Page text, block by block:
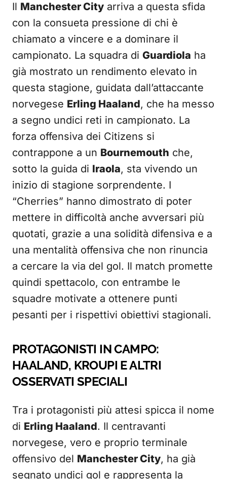
Il Manchester City arriva a questa sfida
con la consueta pressione di chi è
chiamato a vincere e a dominare il
campionato. La squadra di Guardiola ha
già mostrato un rendimento elevato in
questa stagione, guidata dall’attaccante
norvegese Erling Haaland, che ha messo
a segno undici reti in campionato. La
forza offensiva dei Citizens si
contrappone a un Bournemouth che,
sotto la guida di Iraola, sta vivendo un
inizio di stagione sorprendente. I
“Cherries” hanno dimostrato di poter
mettere in difficoltà anche avversari più
quotati, grazie a una solidità difensiva e a
una mentalità offensiva che non rinuncia
a cercare la via del gol. Il match promette
quindi spettacolo, con entrambe le
squadre motivate a ottenere punti
pesanti per i rispettivi obiettivi stagionali.
PROTAGONISTI IN CAMPO:
HAALAND, KROUPI E ALTRI
OSSERVATI SPECIALI
Tra i protagonisti più attesi spicca il nome
di Erling Haaland. Il centravanti
norvegese, vero e proprio terminale
offensivo del Manchester City, ha già
segnato undici gol e rappresenta la